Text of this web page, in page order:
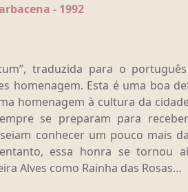
- 1992
traduzida para o
homenagem. Esta é uma boa
homenagem à cultura da
se preparam para
conhecer um pouco mais
essa honra se tornou
Alves como Rainha das Rosas…